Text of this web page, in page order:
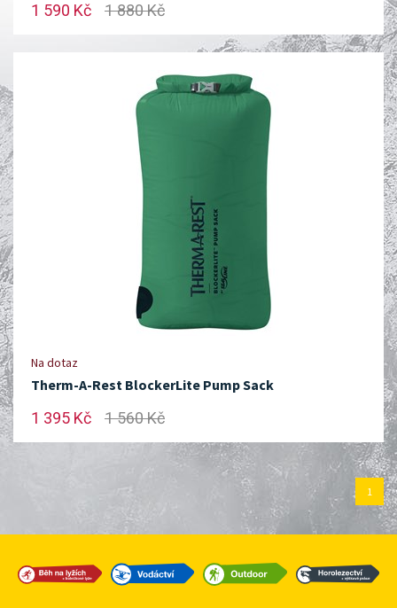
1 590 Kč 1 880 Kč
Na dotaz
Therm-A-Rest BlockerLite Pump Sack
1 395 Kč 1 560 Kč
1